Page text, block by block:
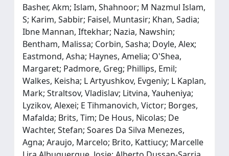
Basher, Akm; Islam, Shahnoor; M Nazmul Islam,
S; Karim, Sabbir; Faisel, Muntasir; Khan, Sadia;
Ibne Mannan, Iftekhar; Nazia, Nawshin;
Bentham, Malissa; Corbin, Sasha; Doyle, Alex;
Eastmond, Asha; Haynes, Amelia; O'Shea,
Margaret; Padmore, Greg; Phillips, Emil;
Walkes, Keisha; L Artyushkov, Evgeniy; L Kaplan,
Mark; Straltsov, Vladislav; Litvina, Yauheniya;
Lyzikov, Alexei; E Tihmanovich, Victor; Borges,
Mafalda; Brits, Tim; De Hous, Nicolas; De
Wachter, Stefan; Soares Da Silva Menezes,
Agna; Araujo, Marcelo; Brito, Kattiucy; Marcelle